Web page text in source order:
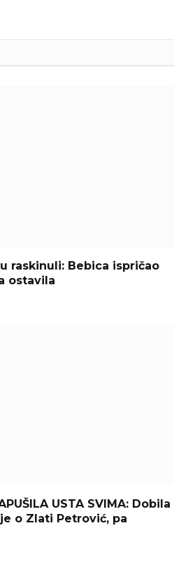
raskinuli: Bebica ispričao
ostavila
USTA SVIMA: Dobila
o Zlati Petrović, pa